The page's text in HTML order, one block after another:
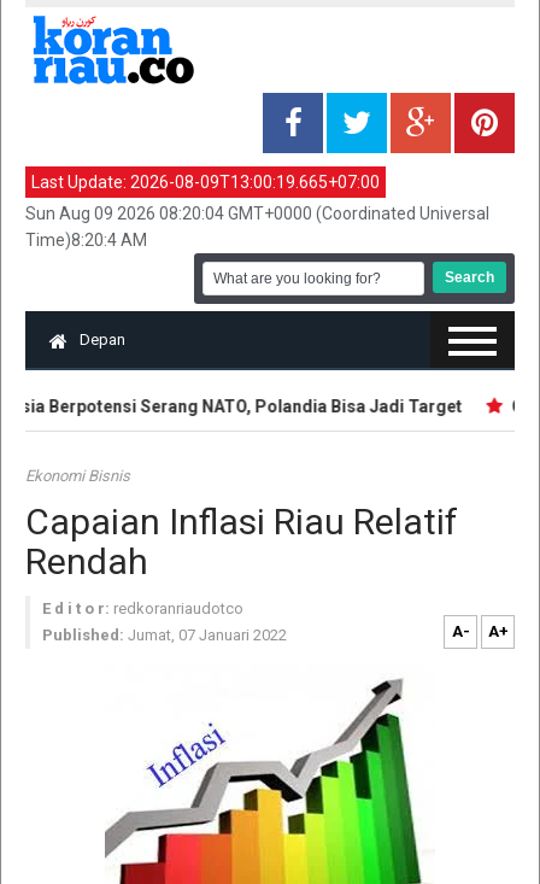
Last Update: 2026-08-09T13:00:19.665+07:00
Sun Aug 09 2026 08:20:04 GMT+0000 (Coordinated Universal
Time)8:20:4 AM
Depan
Berpotensi Serang NATO, Polandia Bisa Jadi Target
Ekonomi Bisnis
Capaian Inflasi Riau Relatif
Rendah
E d i t o r: redkoranriaudotco
Published: Jumat, 07 Januari 2022 A- A+